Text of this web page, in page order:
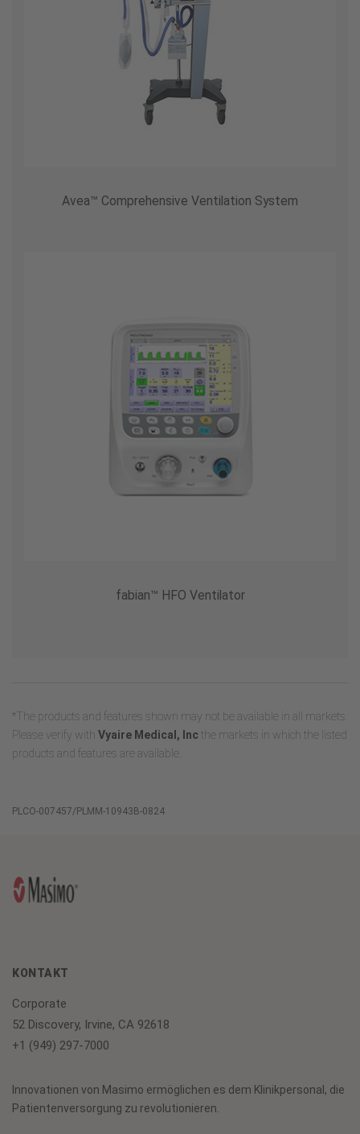
Avea™ Comprehensive Ventilation System
fabian™ HFO Ventilator
*The products and features shown may not be available in all markets.
Please verify with Vyaire Medical, Incthe markets in which the listed
products and features are available.
PLCO-007457/PLMM-10943B-0824
KONTAKT
Corporate
52 Discovery, Irvine, CA 92618
+1 (949) 297-7000
Innovationen von Masimo ermöglichen es dem Klinikpersonal, die
Patientenversorgung zu revolutionieren.